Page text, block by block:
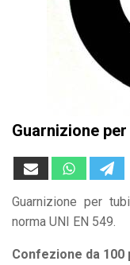
Guarnizione per
Guarnizione per
norma UNI EN 549.
Confezione da 100